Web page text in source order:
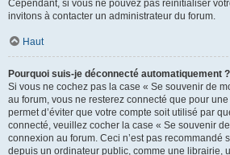
Cependant, si vous ne pouvez pas réinitialiser
invitons à contacter un administrateur du forum.
Haut
Pourquoi suis-je déconnecté automatiquement ?
Si vous ne cochez pas la case « Se souvenir de
au forum, vous ne resterez connecté que pour
permet d’éviter que votre compte soit utilisé par
connecté, veuillez cocher la case « Se souvenir
connexion au forum. Ceci n’est pas recommandé
depuis un ordinateur public, comme une librairie,